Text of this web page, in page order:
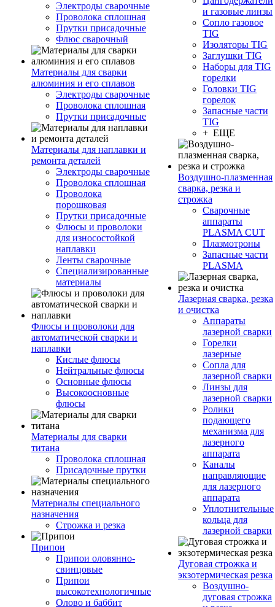
Электроды сварочные
Проволока сплошная
Прутки присадочные
Флюс сварочный
Материалы для сварки
алюминия и его сплавов
Электроды сварочные
Проволока сплошная
Прутки присадочные
Материалы для наплавки и
ремонта деталей
Электроды сварочные
Проволока сплошная
Проволока
порошковая
Прутки присадочные
Флюсы и проволоки
для износостойкой
наплавки
Ленты сварочные
Специализированные
материалы
Флюсы и проволоки для
автоматической сварки и
наплавки
Кислые флюсы
Нейтральные флюсы
Основные флюсы
Высокоосновные
флюсы
Материалы для сварки
титана
Проволока сплошная
Присадочные прутки
Материалы специального
назначения
Строжка и резка
Припои
Припои оловянно-
свинцовые
Припои
высокотехнологичные
Олово и баббит
и газовые линзы
Сопло газовое
TIG
Изоляторы TIG
Заглушки TIG
Наборы для TIG
горелки
Головки TIG
горелок
Запасные части
TIG
+ ЕЩЕ
Воздушно-плазменная
сварка, резка и
строжка
Сварочные
аппараты
PLASMA CUT
Плазмотроны
Запасные части
PLASMA
Лазерная сварка, резка
и очистка
Аппараты
лазерной сварки
Горелки
лазерные
Сопла для
лазерной сварки
Линзы для
лазерной сварки
Ролики
подающего
механизма для
лазерного
аппарата
Каналы
направляющие
для лазерного
аппарата
Уплотнительные
кольца для
лазерной сварки
Дуговая строжка и
экзотермическая резка
Воздушно-
дуговая строжка